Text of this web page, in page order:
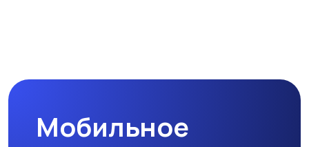
Футболки и поло Штаны и шорты
Мобильное